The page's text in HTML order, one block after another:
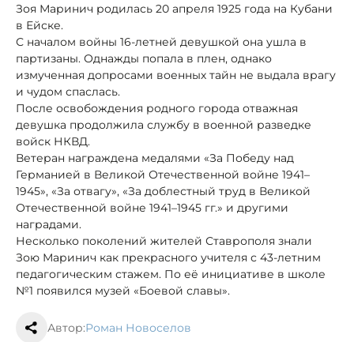
Зоя Маринич родилась 20 апреля 1925 года на Кубани
в Ейске.
С началом войны 16-летней девушкой она ушла в
партизаны. Однажды попала в плен, однако
измученная допросами военных тайн не выдала врагу
и чудом спаслась.
После освобождения родного города отважная
девушка продолжила службу в военной разведке
войск НКВД.
Ветеран награждена медалями «За Победу над
Германией в Великой Отечественной войне 1941–
1945», «За отвагу», «За доблестный труд в Великой
Отечественной войне 1941–1945 гг.» и другими
наградами.
Несколько поколений жителей Ставрополя знали
Зою Маринич как прекрасного учителя с 43-летним
педагогическим стажем. По её инициативе в школе
№1 появился музей «Боевой славы».
Автор:Роман Новоселов